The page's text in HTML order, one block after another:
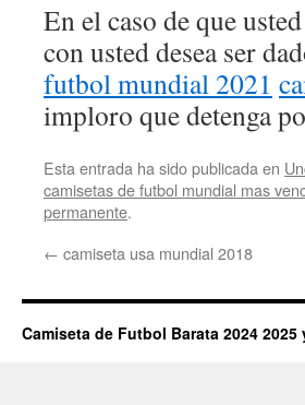
En el caso de que
con usted desea ser
futbol mundial 2021
imploro que detenga
Esta entrada ha sido publicada en
camisetas de futbol mundial mas
permanente.
← camiseta usa mundial 2018
Camiseta de Futbol Barata 2024